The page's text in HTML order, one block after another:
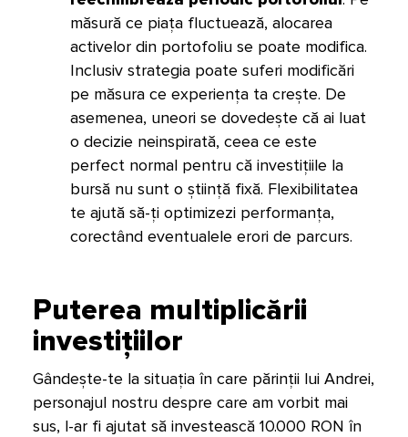
măsură ce piața fluctuează, alocarea
activelor din portofoliu se poate modifica.
Inclusiv strategia poate suferi modificări
pe măsura ce experiența ta crește. De
asemenea, uneori se dovedește că ai luat
o decizie neinspirată, ceea ce este
perfect normal pentru că investițiile la
bursă nu sunt o știință fixă. Flexibilitatea
te ajută să-ți optimizezi performanța,
corectând eventualele erori de parcurs.
Puterea multiplicării
investițiilor
Gândește-te la situația în care părinții lui Andrei,
personajul nostru despre care am vorbit mai
sus, l-ar fi ajutat să investească 10.000 RON în